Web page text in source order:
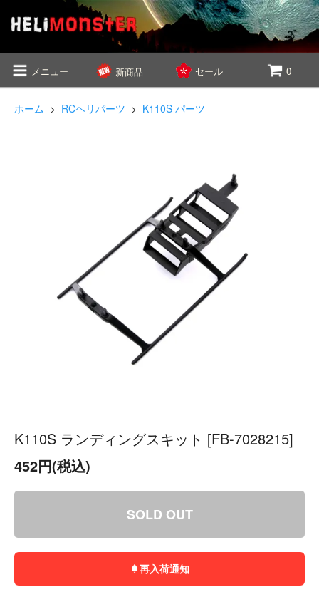
メニュー 新商品 セール 0
ホーム > RCヘリパーツ > K110S パーツ
K110S ランディングスキット [FB-7028215]
452円(税込)
SOLD OUT
再入荷通知